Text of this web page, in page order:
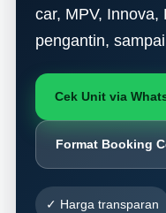
car, MPV, Innova,
pengantin,
Cek Unit via
Format Booking
✓ Harga transparan